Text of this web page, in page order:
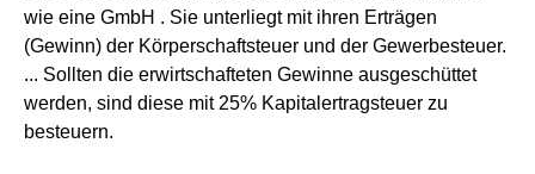
wie eine GmbH . Sie unterliegt mit ihren Erträgen
(Gewinn) der Körperschaftsteuer und der Gewerbesteuer.
... Sollten die erwirtschafteten Gewinne ausgeschüttet
werden, sind diese mit 25% Kapitalertragsteuer zu
besteuern.